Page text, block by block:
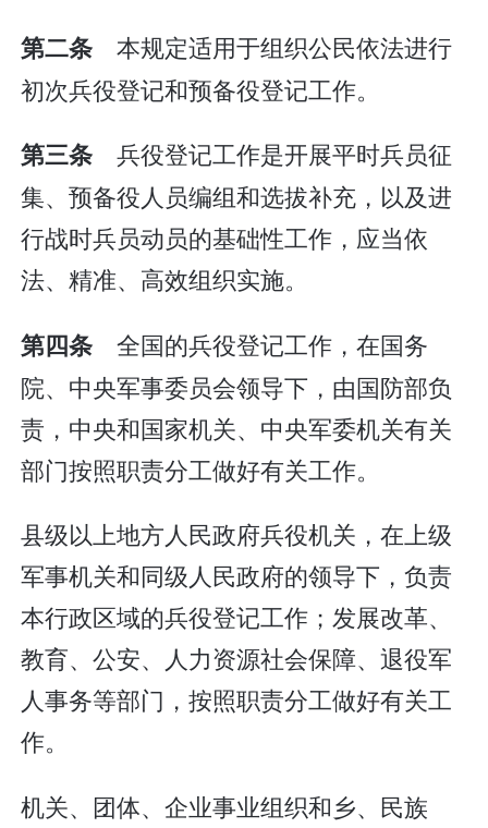
第二条本规定适用于组织公民依法进行
初次兵役登记和预备役登记工作。
第三条兵役登记工作是开展平时兵员征
集、预备役人员编组和选拔补充，以及进
行战时兵员动员的基础性工作，应当依
法、精准、高效组织实施。
第四条全国的兵役登记工作，在国务
院、中央军事委员会领导下，由国防部负
责，中央和国家机关、中央军委机关有关
部门按照职责分工做好有关工作。
县级以上地方人民政府兵役机关，在上级
军事机关和同级人民政府的领导下，负责
本行政区域的兵役登记工作；发展改革、
教育、公安、人力资源社会保障、退役军
人事务等部门，按照职责分工做好有关工
作。
机关、团体、企业事业组织和乡、民族